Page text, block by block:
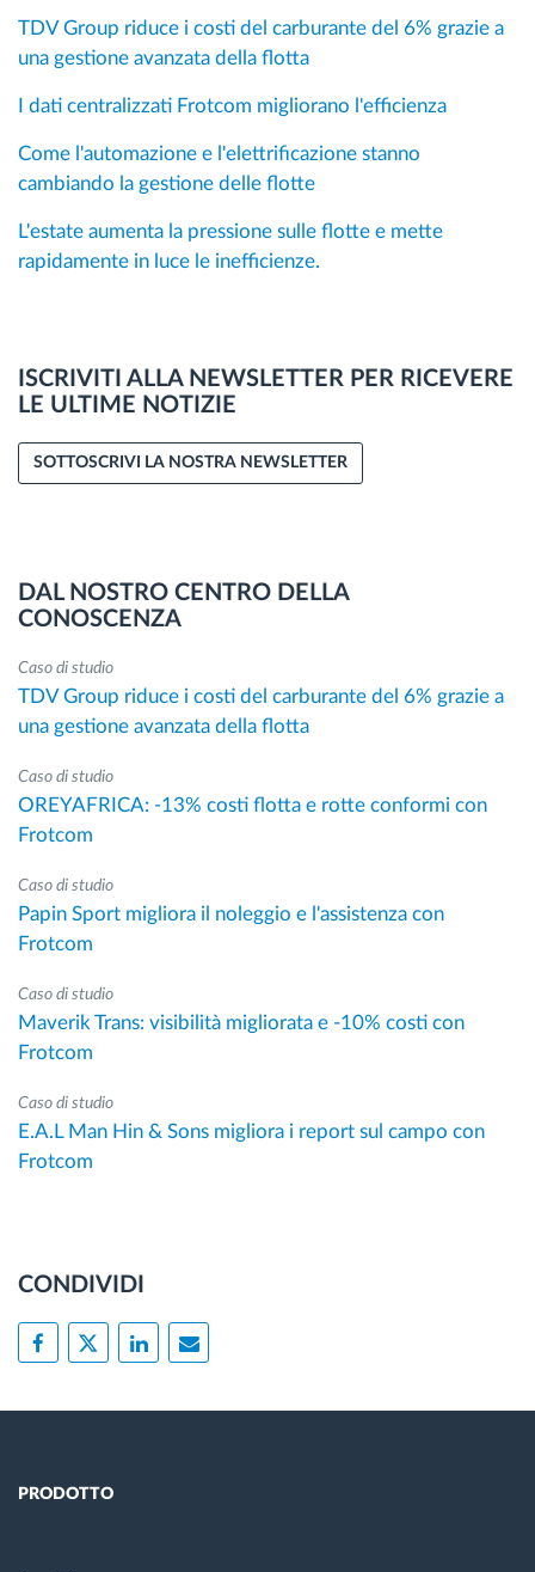
TDV Group riduce i costi del carburante del 6% grazie a
una gestione avanzata della flotta
I dati centralizzati Frotcom migliorano l'efficienza
Come l'automazione e l'elettrificazione stanno
cambiando la gestione delle flotte
L'estate aumenta la pressione sulle flotte e mette
rapidamente in luce le inefficienze.
ISCRIVITI ALLA NEWSLETTER PER RICEVERE
LE ULTIME NOTIZIE
SOTTOSCRIVI LA NOSTRA NEWSLETTER
DAL NOSTRO CENTRO DELLA
CONOSCENZA
Caso di studio
TDV Group riduce i costi del carburante del 6% grazie a
una gestione avanzata della flotta
Caso di studio
OREYAFRICA: -13% costi flotta e rotte conformi con
Frotcom
Caso di studio
Papin Sport migliora il noleggio e l'assistenza con
Frotcom
Caso di studio
Maverik Trans: visibilità migliorata e -10% costi con
Frotcom
Caso di studio
E.A.L Man Hin & Sons migliora i report sul campo con
Frotcom
CONDIVIDI
PRODOTTO